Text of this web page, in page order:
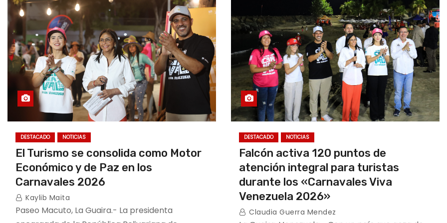
DESTACADO NOTICIAS
El Turismo se consolida como Motor
Económico y de Paz en los
Carnavales 2026
Kaylib Maita
Paseo Macuto, La Guaira.- La presidenta
DESTACADO NOTICIAS
Falcón activa 120 puntos de
atención integral para turistas
durante los «Carnavales Viva
Venezuela 2026»
Claudia Guerra Mendez